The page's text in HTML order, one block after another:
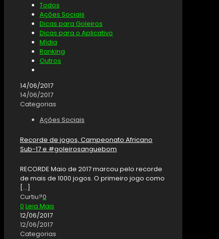
Todos
Ações Sociais
Dicas para Goleiros
Dicas para o Aplicativo
Mídia
Ranking
Outros
14/06/2017
14/06/2017
Categorias
Ações Sociais
Recorde de jogos, Campeonato Africano
Sub-17 e #goleirosanguebom
RECORDE Maio de 2017 marcou pelo recorde
de mais de 1000 jogos. O primeiro jogo como
[…]
Curtiu?0
0 Leia Mais
12/06/2017
12/06/2017
Categorias